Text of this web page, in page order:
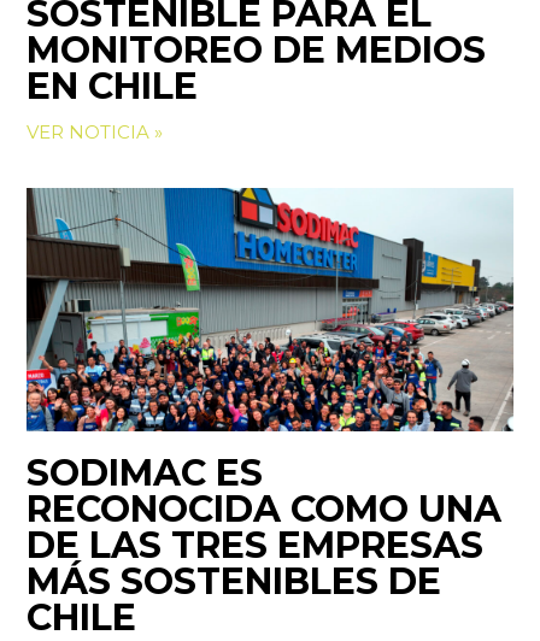
SOSTENIBLE PARA EL
MONITOREO DE MEDIOS
EN CHILE
VER NOTICIA »
SODIMAC ES
RECONOCIDA COMO UNA
DE LAS TRES EMPRESAS
MÁS SOSTENIBLES DE
CHILE